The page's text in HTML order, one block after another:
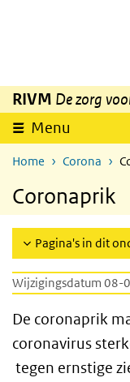
Overslaan en naar de
RIVM De zorg
Menu
Home Corona
Coronaprik
Pagina's in dit
Wijzigingsdatum 08-
De coronaprik
coronavirus
tegen ernstige